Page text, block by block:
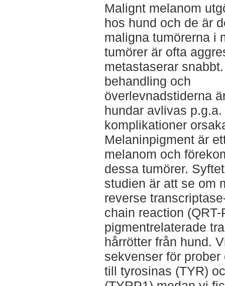
Malignt melanom
hos hund och de är
maligna tumörerna i
tumörer är ofta
metastaserar
behandling och
överlevnadstiderna
hundar avlivas p.g.a.
komplikationer
Melaninpigment är
melanom och
dessa tumörer.
studien är att se om
reverse
chain reaction
pigmentrelaterade
hårrötter från hund.
sekvenser för prober
till tyrosinas (TYR)